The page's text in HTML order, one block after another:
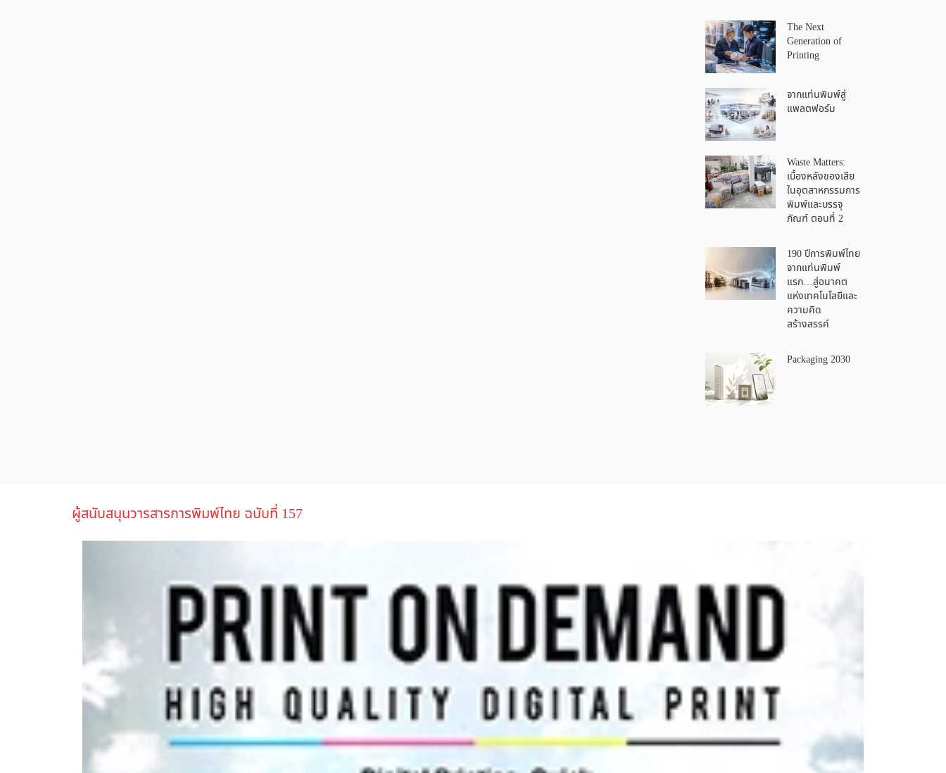
The Next
Generation of
Printing
จากแท่นพิมพ์สู่
แพลตฟอร์ม
Waste Matters:
เบื้องหลังของเสีย
ในอุตสาหกรรมการ
พิมพ์และบรรจุ
ภัณฑ์ ตอนที่ 2
190 ปีการพิมพ์ไทย
จากแท่นพิมพ์
แรก…สู่อนาคต
แห่งเทคโนโลยีและ
ความคิด
สร้างสรรค์
Packaging 2030
ผู้สนับสนุนวารสารการพิมพ์ไทย ฉบับที่ 157